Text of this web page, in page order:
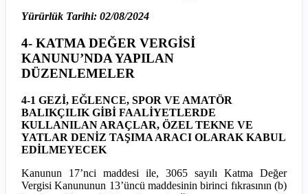
Yürürlük Tarihi: 02/08/2024
4- KATMA DEĞER VERGİSİ
KANUNU’NDA YAPILAN
DÜZENLEMELER
4-1 GEZİ, EĞLENCE, SPOR VE AMATÖR
BALIKÇILIK GİBİ FAALİYETLERDE
KULLANILAN ARAÇLAR, ÖZEL TEKNE VE
YATLAR DENİZ TAŞIMA ARACI OLARAK KABUL
EDİLMEYECEK
Kanunun 17’nci maddesi ile, 3065 sayılı Katma Değer
Vergisi Kanununun 13’üncü maddesinin birinci fıkrasının (b)